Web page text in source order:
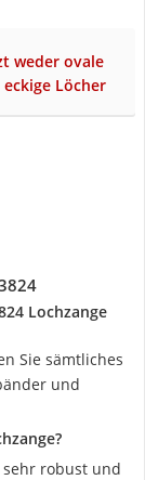
weder ovale
eckige Löcher
Lochzange
Sie sämtliches
und
sehr robust und